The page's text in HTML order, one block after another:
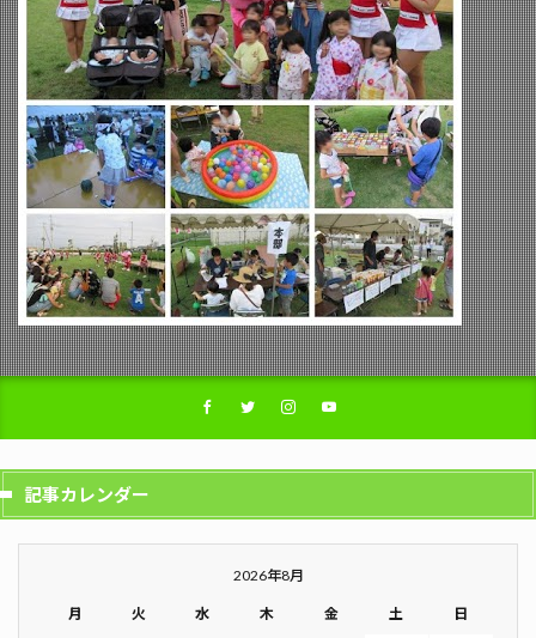
記事カレンダー
2026年8月
月 火 水 木 金 土 日